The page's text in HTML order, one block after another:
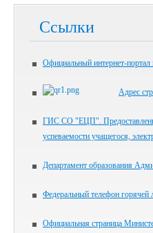
Ссылки
Официальный интернет-портал
Адрес
ГИС СО "ЕЦП".
успеваемости учащегося,
Департамент образования
Федеральный телефон горячей
Официальная страница